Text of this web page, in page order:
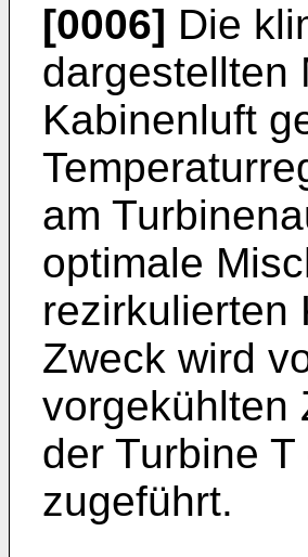
[0006] Die
dargestellten
Kabinenluft
am
optimale
rezirkulierten
Zweck wird
vorgekühlten
der Turbine
zugeführt.